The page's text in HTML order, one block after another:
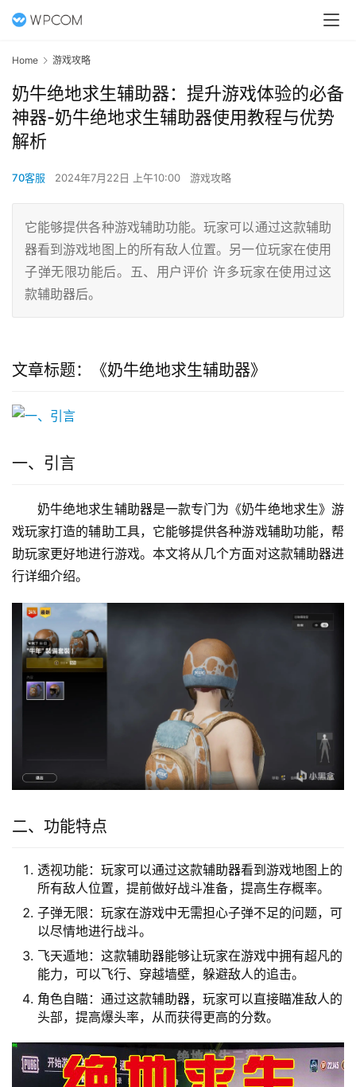
Home 游戏攻略
奶牛绝地求生辅助器：提升游戏体验的必备
神器-奶牛绝地求生辅助器使用教程与优势
解析
70客服 2024年7月22日 上午10:00 游戏攻略
它能够提供各种游戏辅助功能。玩家可以通过这款辅助
器看到游戏地图上的所有敌人位置。另一位玩家在使用
子弹无限功能后。五、用户评价 许多玩家在使用过这
款辅助器后。
文章标题：《奶牛绝地求生辅助器》
一、引言
奶牛绝地求生辅助器是一款专门为《奶牛绝地求生》游
戏玩家打造的辅助工具，它能够提供各种游戏辅助功能，帮
助玩家更好地进行游戏。本文将从几个方面对这款辅助器进
行详细介绍。
二、功能特点
透视功能：玩家可以通过这款辅助器看到游戏地图上的
所有敌人位置，提前做好战斗准备，提高生存概率。
子弹无限：玩家在游戏中无需担心子弹不足的问题，可
以尽情地进行战斗。
飞天遁地：这款辅助器能够让玩家在游戏中拥有超凡的
能力，可以飞行、穿越墙壁，躲避敌人的追击。
角色自瞄：通过这款辅助器，玩家可以直接瞄准敌人的
头部，提高爆头率，从而获得更高的分数。